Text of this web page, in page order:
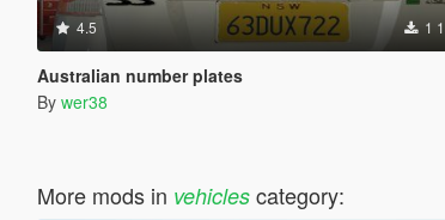
4.5 1
Australian number plates
By wer38
More mods in vehiclescategory: